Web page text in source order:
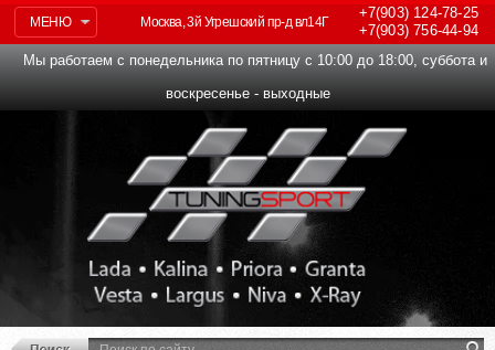
МЕНЮ
+7(903)124-78-25
+7(903)756-44-94
Москва, 3й Угрешский пр-д вл14Г
Мы работаем с понедельника по пятницу с 10:00 до 18:00, суббота и
воскресенье - выходные